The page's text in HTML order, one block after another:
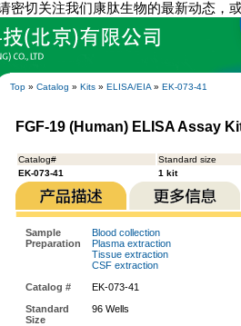
密切关注我们康肽生物的最新动态，
Top » Catalog » Kits » ELISA/EIA » EK-073-41
FGF-19 (Human) ELISA Assay
Catalog#
Standard size
EK-073-41
1 kit
Sample
Preparation
Blood collection
Plasma extraction
Tissue extraction
CSF extraction
Catalog #
EK-073-41
Standard
Size
96 Wells